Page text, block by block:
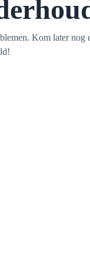
Kom later nog